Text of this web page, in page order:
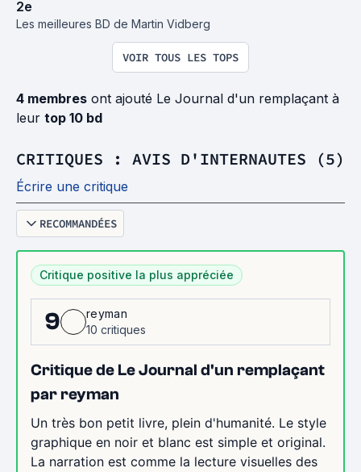
2e
Les meilleures BD de Martin Vidberg
VOIR TOUS LES TOPS
4 membres ont ajouté Le Journal d'un remplaçant à
leur top 10 bd
CRITIQUES : AVIS D'INTERNAUTES (5)
Écrire une critique
RECOMMANDÉES
Critique positive la plus appréciée
9
reyman
10 critiques
Critique de Le Journal d'un remplaçant
par reyman
Un très bon petit livre, plein d'humanité. Le style
graphique en noir et blanc est simple et original.
La narration est comme la lecture visuelles des